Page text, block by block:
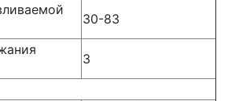
30-83
3